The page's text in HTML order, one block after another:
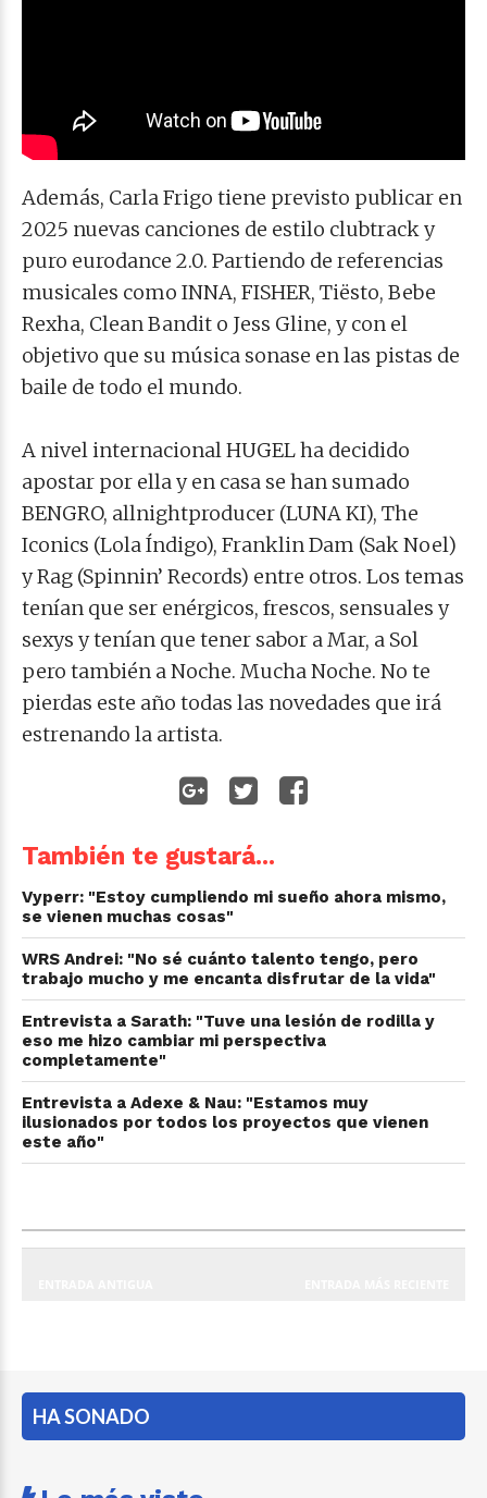
Además, Carla Frigo tiene previsto publicar en
2025 nuevas canciones de estilo clubtrack y
puro eurodance 2.0. Partiendo de referencias
musicales como INNA, FISHER, Tiësto, Bebe
Rexha, Clean Bandit o Jess Gline, y con el
objetivo que su música sonase en las pistas de
baile de todo el mundo.
A nivel internacional HUGEL ha decidido
apostar por ella y en casa se han sumado
BENGRO, allnightproducer (LUNA KI), The
Iconics (Lola Índigo), Franklin Dam (Sak Noel)
y Rag (Spinnin’ Records) entre otros. Los temas
tenían que ser enérgicos, frescos, sensuales y
sexys y tenían que tener sabor a Mar, a Sol
pero también a Noche. Mucha Noche. No te
pierdas este año todas las novedades que irá
estrenando la artista.
También te gustará...
Vyperr: "Estoy cumpliendo mi sueño ahora mismo,
se vienen muchas cosas"
WRS Andrei: "No sé cuánto talento tengo, pero
trabajo mucho y me encanta disfrutar de la vida"
Entrevista a Sarath: "Tuve una lesión de rodilla y
eso me hizo cambiar mi perspectiva
completamente"
Entrevista a Adexe & Nau: "Estamos muy
ilusionados por todos los proyectos que vienen
este año"
HA SONADO